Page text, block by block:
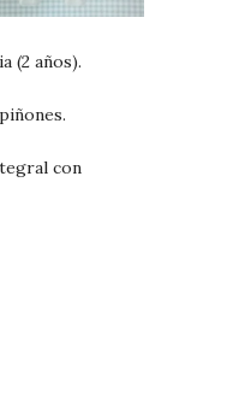
(2 años).
con